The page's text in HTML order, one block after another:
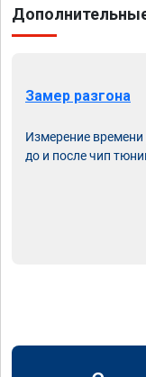
Замер разгона
Измерение времени
до и после чип